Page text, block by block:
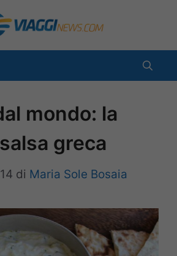
mondo: la
greca
di Maria Sole Bosaia